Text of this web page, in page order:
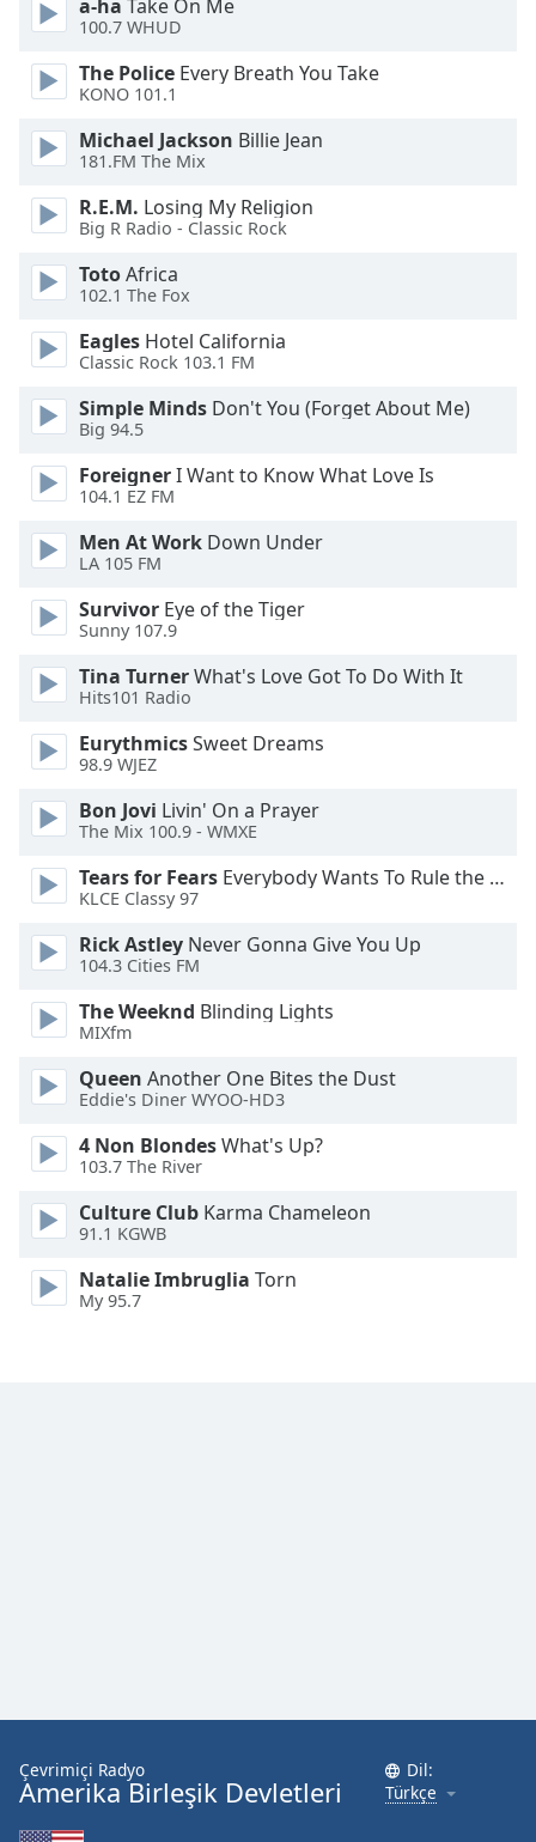
dialog
window.
Escape
cancel
and
close
Text
Color
Opacity
Text
Background
Background
Color
Opacity
Font
Size
Text
Edge
Style
Font
Dialog
End
a-ha Take On Me
100.7 WHUD
The Police Every Breath You Take
KONO 101.1
Michael Jackson Billie Jean
181.FM The Mix
R.E.M. Losing My Religion
Big R Radio - Classic Rock
TotoAfrica
102.1 The Fox
Eagles Hotel California
Classic Rock 103.1 FM
Simple Minds Don't You (Forget About Me)
Big 94.5
ForeignerI Want to Know What Love Is
104.1 EZ FM
Men At Work Down Under
LA 105 FM
Survivor Eye of the Tiger
Sunny 107.9
Tina TurnerWhat's Love Got To Do With It
Hits101 Radio
EurythmicsSweet Dreams
98.9 WJEZ
Bon Jovi Livin' On a Prayer
The Mix 100.9 - WMXE
Tears for Fears Everybody Wants To Rule the World
KLCE Classy 97
Rick Astley Never Gonna Give You Up
104.3 Cities FM
The Weeknd Blinding Lights
MIXfm
Queen Another One Bites the Dust
Eddie's Diner WYOO-HD3
4 Non BlondesWhat's Up?
103.7 The River
Culture Club Karma Chameleon
91.1 KGWB
Natalie Imbruglia Torn
My 95.7
Çevrimiçi Radyo
Amerika Birleşik Devletleri
Dil:
Türkçe